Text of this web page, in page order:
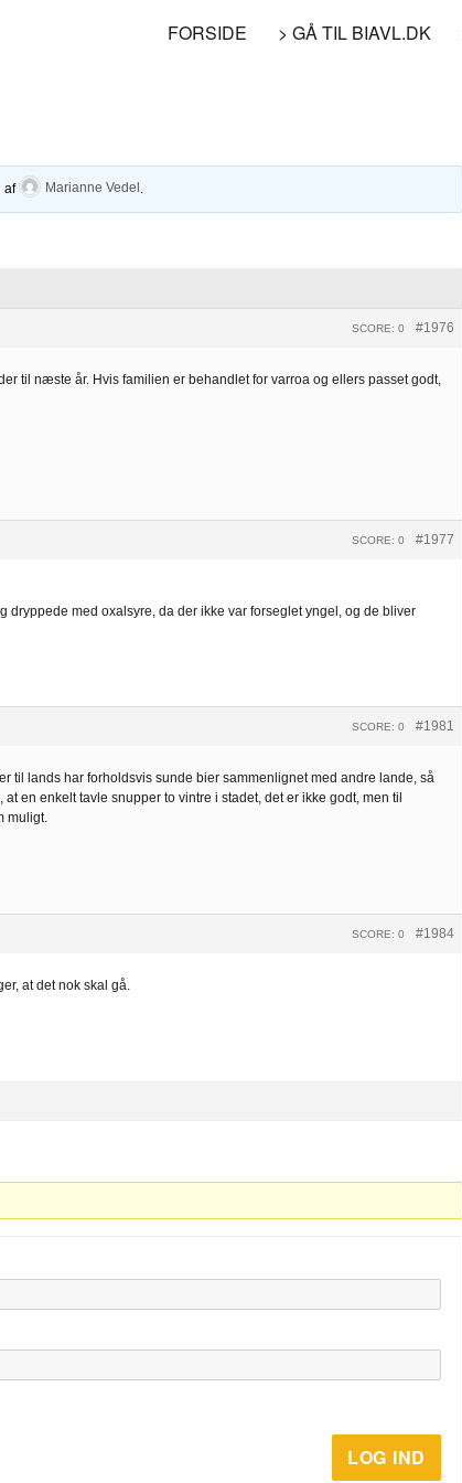
FORSIDE > GÅ TIL BIAVL.DK
af Marianne Vedel
#1976
SCORE: 0
til næste år. Hvis familien er behandlet for varroa og ellers passet godt,
#1977
SCORE: 0
dryppede med oxalsyre, da der ikke var forseglet yngel, og de bliver
#1981
SCORE: 0
til lands har forholdsvis sunde bier sammenlignet med andre lande, så
en enkelt tavle snupper to vintre i stadet, det er ikke godt, men til
muligt.
#1984
SCORE: 0
at det nok skal gå.
LOG IND